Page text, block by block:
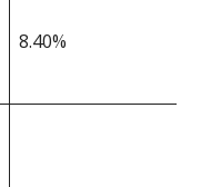
8.40%